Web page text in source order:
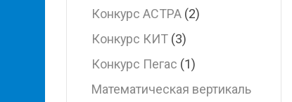
Конкурс АСТРА (2)
Конкурс КИТ (3)
Конкурс Пегас (1)
Математическая вертикаль